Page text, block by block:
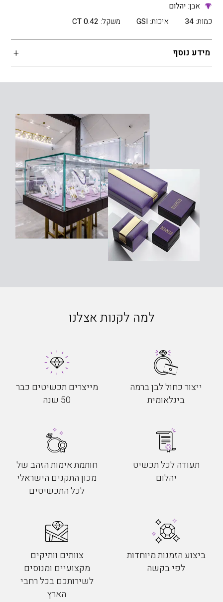
אבן:יהלום
כמות: 34 איכות: GSI משקל: 0.42 CT
מידע נוסף
למה לקנות אצלנו
ייצור כחול לבן ברמה
בינלאומית
מייצרים תכשיטים כבר
50 שנה
תעודה לכל תכשיט
יהלום
חותמת אימות הזהב של
מכון התקנים הישראלי
לכל התכשיטים
ביצוע הזמנות מיוחדות
לפי בקשה
צוותים וותיקים
מקצועיים ומנוסים
לשירותכם בכל רחבי
הארץ